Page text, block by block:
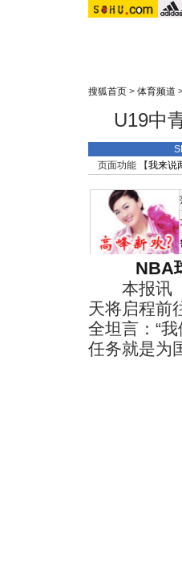
搜狐首页 > 体育频道
U19中
页面功能 【我来说
NBA
本报讯（
天将启程前
全坦言：“
任务就是为